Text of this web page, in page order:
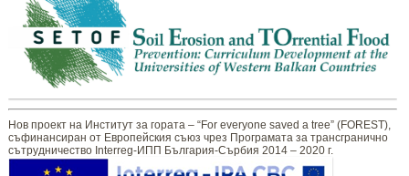
Нов проект на Институт за гората – “For everyone saved a tree” (FOREST),
съфинансиран от Европейския съюз чрез Програмата за трансгранично
сътрудничество Interreg-ИПП България-Сърбия 2014 – 2020 г.